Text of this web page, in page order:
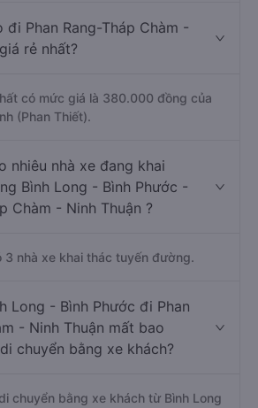
đi Phan Rang-Tháp Chàm -
rẻ nhất?
có mức giá là 380.000 đồng của
(Phan Thiết).
nhiêu nhà xe đang khai
Bình Long - Bình Phước -
Chàm - Ninh Thuận ?
3 nhà xe khai thác tuyến đường.
Long - Bình Phước đi Phan
- Ninh Thuận mất bao
chuyển bằng xe khách?
chuyển bằng xe khách từ Bình Long